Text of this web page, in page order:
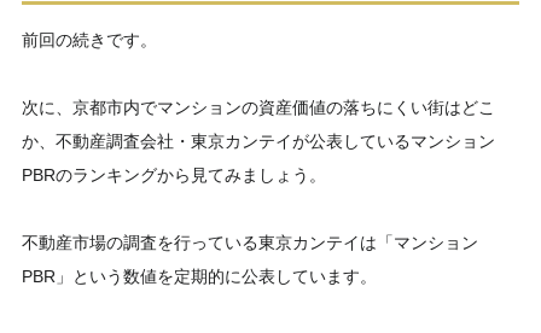
前回の続きです。
次に、京都市内でマンションの資産価値の落ちにくい街はどこ
か、不動産調査会社・東京カンテイが公表しているマンション
PBRのランキングから見てみましょう。
不動産市場の調査を行っている東京カンテイは「マンション
PBR」という数値を定期的に公表しています。